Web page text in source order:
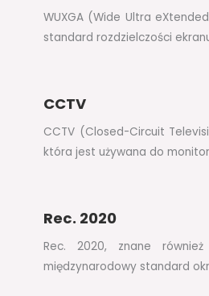
WUXGA (Wide Ultra
standard rozdzielczości
CCTV
CCTV (Closed-Circuit
która jest używana do
Rec. 2020
Rec. 2020, znane
międzynarodowy standard